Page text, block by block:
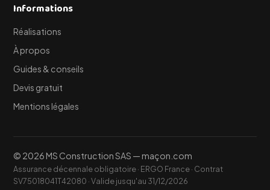
Informations
Réalisations
À propos
Guides & conseils
Devis gratuit
Mentions légales
© 2026 MS Construction SAS — maçon.com
Assurance décennale obligatoire · ERGO France · Contrat
SV75018041T42080 · Valide jusqu'au 31/12/2026